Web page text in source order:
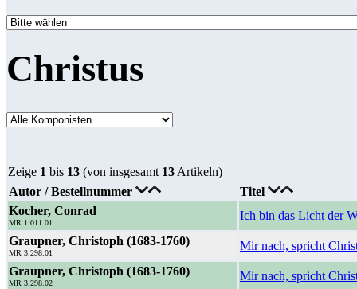
Christus
Zeige 1 bis 13 (von insgesamt 13 Artikeln)
Autor / Bestellnummer
Titel
Kocher, Conrad
MR 1.011.01
Ich bin das Licht der
Graupner, Christoph (1683-1760)
MR 3.298.01
Mir nach, spricht
Graupner, Christoph (1683-1760)
MR 3.298.02
Mir nach, spricht